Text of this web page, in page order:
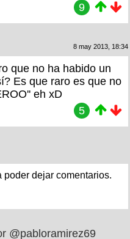
9
8 may 2013, 18:34
que no ha habido un
Es que raro es que no
eh xD
5
poder dejar comentarios.
@pabloramirez69